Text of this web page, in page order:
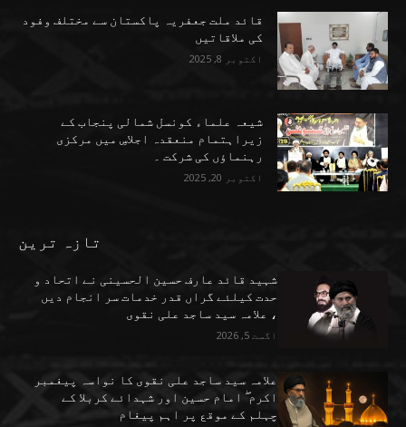
قائد ملت جعفریہ پاکستان سے مختلف وفود
کی ملاقاتیں
اکتوبر 8, 2025
شیعہ علماء کونسل شمالی پنجاب کے
زیراہتمام منعقدہ اجلاسِ میں مرکزی
رہنماؤں کی شرکت ۔
اکتوبر 20, 2025
تازہ ترین
شہید قائد عارف حسین الحسینی نے اتحاد و
حدت کیلئے گراں قدر خدمات سر انجام دیں
، علامہ سید ساجد علی نقوی
اگست 5, 2026
علامہ سید ساجد علی نقوی کا نواسہ پیغمبر
اکرم ۖ امام حسین اور شہدائے کربلا کے
چہلم کے موقع پر اہم پیغام